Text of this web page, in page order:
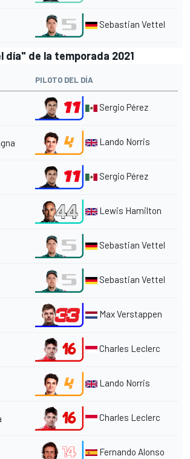
Sebastian Vettel
día" de la temporada 2021
PILOTO DEL DÍA
Sergio Pérez
Lando Norris
Sergio Pérez
Lewis Hamilton
Sebastian Vettel
Sebastian Vettel
Max Verstappen
Charles Leclerc
Lando Norris
Charles Leclerc
Fernando Alonso